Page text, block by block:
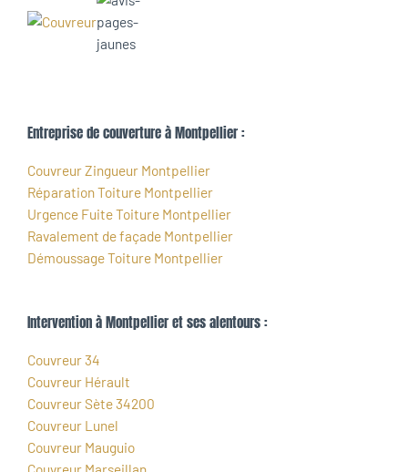
Entreprise de couverture à Montpellier :
Couvreur Zingueur Montpellier
Réparation Toiture Montpellier
Urgence Fuite Toiture Montpellier
Ravalement de façade Montpellier
Démoussage Toiture Montpellier
Intervention à Montpellier et ses alentours :
Couvreur 34
Couvreur Hérault
Couvreur Sète 34200
Couvreur Lunel
Couvreur Mauguio